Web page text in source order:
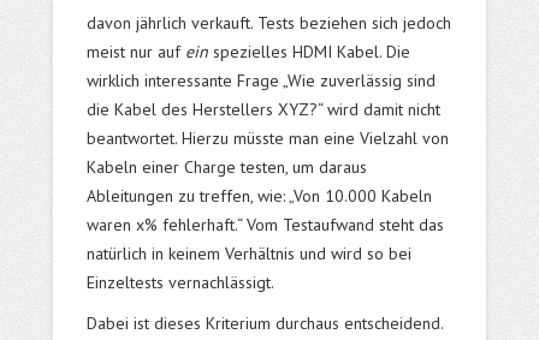
davon jährlich verkauft. Tests beziehen sich jedoch
meist nur auf ein spezielles HDMI Kabel. Die
wirklich interessante Frage „Wie zuverlässig sind
die Kabel des Herstellers XYZ?“ wird damit nicht
beantwortet. Hierzu müsste man eine Vielzahl von
Kabeln einer Charge testen, um daraus
Ableitungen zu treffen, wie: „Von 10.000 Kabeln
waren x% fehlerhaft.“ Vom Testaufwand steht das
natürlich in keinem Verhältnis und wird so bei
Einzeltests vernachlässigt.
Dabei ist dieses Kriterium durchaus entscheidend.